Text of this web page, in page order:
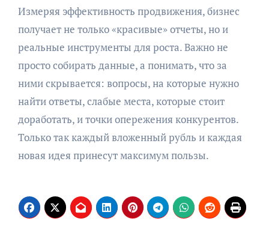
Измеряя эффективность продвижения, бизнес
получает не только «красивые» отчеты, но и
реальные инструменты для роста. Важно не
просто собирать данные, а понимать, что за
ними скрывается: вопросы, на которые нужно
найти ответы, слабые места, которые стоит
доработать, и точки опережения конкурентов.
Только так каждый вложенный рубль и каждая
новая идея принесут максимум пользы.